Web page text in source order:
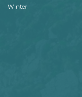
Winter